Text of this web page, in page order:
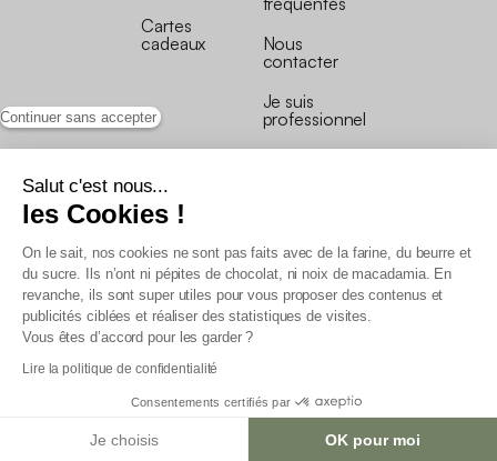
Continuer sans accepter
Salut c'est nous...
les Cookies !
On le sait, nos cookies ne sont pas faits avec de la farine, du beurre et
du sucre. Ils n’ont ni pépites de chocolat, ni noix de macadamia. En
revanche, ils sont super utiles pour vous proposer des contenus et
publicités ciblées et réaliser des statistiques de visites.
Vous êtes d’accord pour les garder ?
Lire la politique de confidentialité
Consentements certifiés par
Je choisis OK pour moi
Cartes
cadeaux
Nous
contacter
Je suis
professionnel
Conditions générales de vente
Conditions générales du programme de fidélité
Charte de données personnelles
Conditions générales de vente Pro
Déclaration d’accessibilité